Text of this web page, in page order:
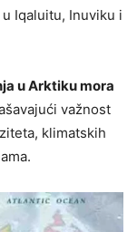
u Iqaluitu, Inuviku i
u Arktiku mora
važnost
klimatskih